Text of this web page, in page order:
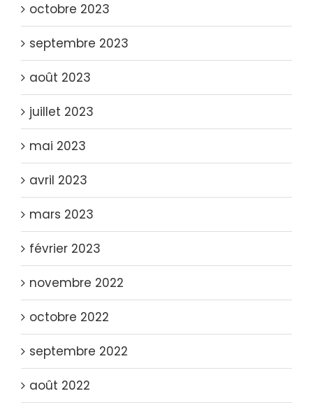
octobre 2023
septembre 2023
août 2023
juillet 2023
mai 2023
avril 2023
mars 2023
février 2023
novembre 2022
octobre 2022
septembre 2022
août 2022